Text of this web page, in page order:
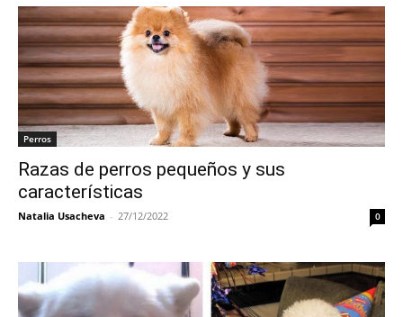
Perros
Razas de perros pequeños y sus
características
Natalia Usacheva - 27/12/2022 0